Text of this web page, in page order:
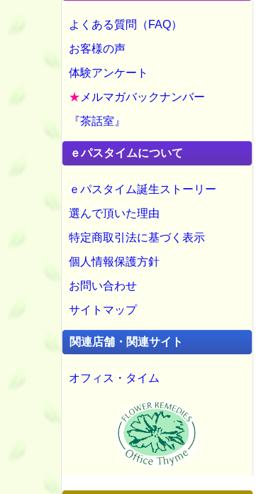
よくある質問（FAQ）
お客様の声
体験アンケート
★ メルマガバックナンバー
『茶話室』
ｅパスタイムについて
ｅパスタイム誕生ストーリー
選んで頂いた理由
特定商取引法に基づく表示
個人情報保護方針
お問い合わせ
サイトマップ
関連店舗・関連サイト
オフィス・タイム